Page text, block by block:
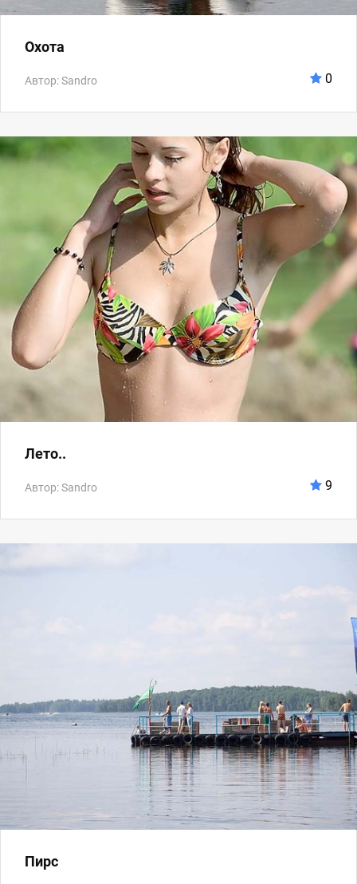
Охота
Автор: Sandro 0
Лето..
Автор: Sandro 9
Пирс